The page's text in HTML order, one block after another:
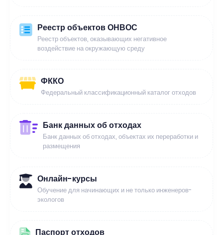
Реестр объектов ОНВОС
Реестр объектов, оказывающих негативное
воздействие на окружающую среду
ФККО
Федеральный классификационный каталог отходов
Банк данных об отходах
Банк данных об отходах, объектах их переработки и
размещения
Онлайн-курсы
Обучение для начинающих и не только инженеров-
экологов
Паспорт отходов